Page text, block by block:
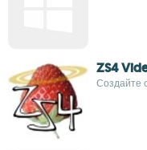
ZS4
Создайте